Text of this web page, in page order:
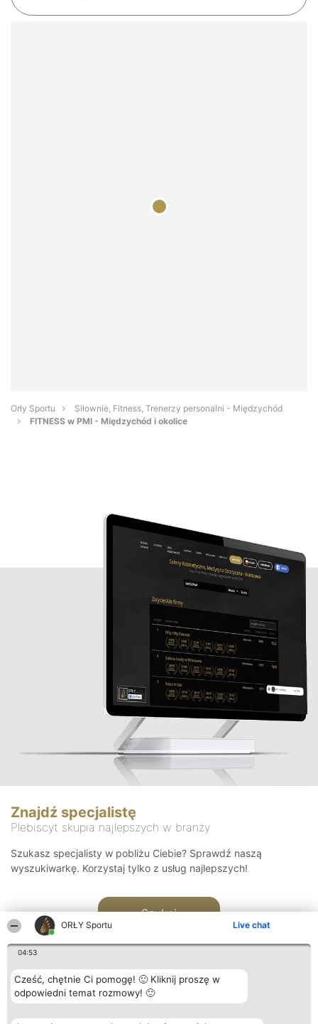
ORŁY Sportu Live chat
04:53
Cześć, chętnie Ci pomogę! 🙂 Kliknij proszę w
odpowiedni temat rozmowy! 🙂
Orły Sportu
Siłownie, Fitness, Trenerzy personalni - Międzychód
FITNESS w PMI - Międzychód i okolice
Znajdź specjalistę
Plebiscyt skupia najlepszych w branży
Szukasz specjalisty w pobliżu Ciebie? Sprawdź naszą
wyszukiwarkę. Korzystaj tylko z usług najlepszych!
Szukaj
Organizator plebiscytu Plebiscyt Kontakt